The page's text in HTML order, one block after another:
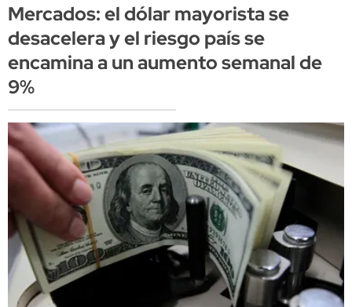
Mercados: el dólar mayorista se
desacelera y el riesgo país se
encamina a un aumento semanal de
9%